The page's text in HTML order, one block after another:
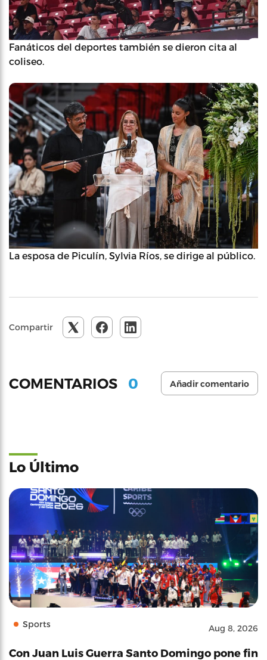
Fanáticos del deportes también se dieron cita al
coliseo.
La esposa de Piculín, Sylvia Ríos, se dirige al público.
Compartir
COMENTARIOS 0 Añadir comentario
Lo Último
Sports Aug 8, 2026
Con Juan Luis Guerra Santo Domingo pone fin